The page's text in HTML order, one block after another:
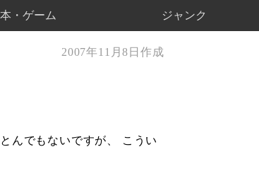
本・ゲーム ジャンク
2007年11月8日作成
んでもないですが、 こうい